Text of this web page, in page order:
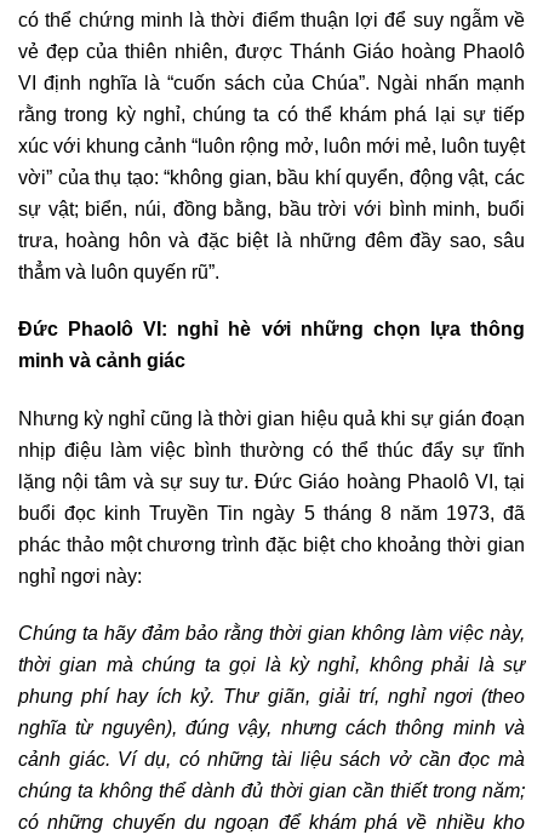
có thể chứng minh là thời điểm thuận lợi để suy ngẫm về
vẻ đẹp của thiên nhiên, được Thánh Giáo hoàng Phaolô
VI định nghĩa là “cuốn sách của Chúa”. Ngài nhấn mạnh
rằng trong kỳ nghỉ, chúng ta có thể khám phá lại sự tiếp
xúc với khung cảnh “luôn rộng mở, luôn mới mẻ, luôn tuyệt
vời” của thụ tạo: “không gian, bầu khí quyển, động vật, các
sự vật; biển, núi, đồng bằng, bầu trời với bình minh, buổi
trưa, hoàng hôn và đặc biệt là những đêm đầy sao, sâu
thẳm và luôn quyến rũ”.
Đức Phaolô VI: nghỉ hè với những chọn lựa thông
minh và cảnh giác
Nhưng kỳ nghỉ cũng là thời gian hiệu quả khi sự gián đoạn
nhịp điệu làm việc bình thường có thể thúc đẩy sự tĩnh
lặng nội tâm và sự suy tư. Đức Giáo hoàng Phaolô VI, tại
buổi đọc kinh Truyền Tin ngày 5 tháng 8 năm 1973, đã
phác thảo một chương trình đặc biệt cho khoảng thời gian
nghỉ ngơi này:
Chúng ta hãy đảm bảo rằng thời gian không làm việc này,
thời gian mà chúng ta gọi là kỳ nghỉ, không phải là sự
phung phí hay ích kỷ. Thư giãn, giải trí, nghỉ ngơi (theo
nghĩa từ nguyên), đúng vậy, nhưng cách thông minh và
cảnh giác. Ví dụ, có những tài liệu sách vở cần đọc mà
chúng ta không thể dành đủ thời gian cần thiết trong năm;
có những chuyến du ngoạn để khám phá về nhiều kho